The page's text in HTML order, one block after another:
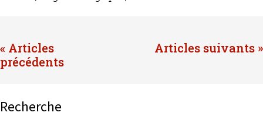
« Entrées précédentes Entrées suivantes »
Recherche